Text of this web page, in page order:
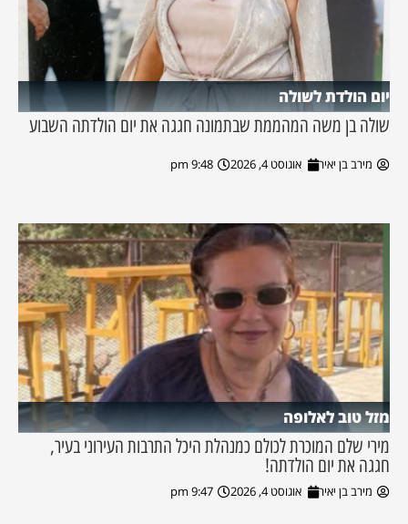
יום הולדת לשולה
שולה בן משה המהממת שבתמונה חגגה את יום הולדתה השבוע
מירב בן יאיר אוגוסט 4, 2026 9:48 pm
מזל טוב לאלופה
מירי שלם המוכרת לכולם כמנהלת היכל התרבות העירוני בעיר,
חגגה את יום הולדתה!
מירב בן יאיר אוגוסט 4, 2026 9:47 pm